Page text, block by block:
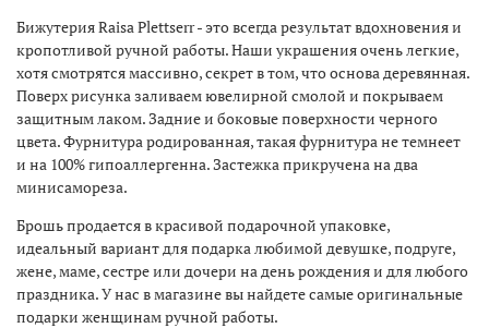
Бижутерия Raisa Plettserr - это всегда результат вдохновения и
кропотливой ручной работы. Наши украшения очень легкие,
хотя смотрятся массивно, секрет в том, что основа деревянная.
Поверх рисунка заливаем ювелирной смолой и покрываем
защитным лаком. Задние и боковые поверхности черного
цвета. Фурнитура родированная, такая фурнитура не темнеет
и на 100% гипоаллергенна. Застежка прикручена на два
минисамореза.
Брошь продается в красивой подарочной упаковке,
идеальный вариант для подарка любимой девушке, подруге,
жене, маме, сестре или дочери на день рождения и для любого
праздника. У нас в магазине вы найдете самые оригинальные
подарки женщинам ручной работы.